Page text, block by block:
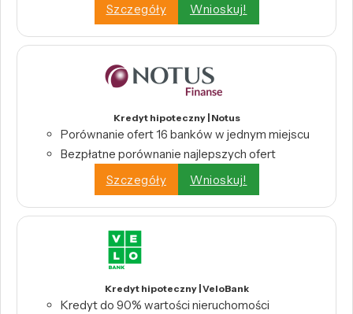
Szczegóły
Wnioskuj!
Kredyt hipoteczny | Notus
Porównanie ofert 16 banków w jednym miejscu
Bezpłatne porównanie najlepszych ofert
Szczegóły
Wnioskuj!
Kredyt hipoteczny | VeloBank
Kredyt do 90% wartości nieruchomości